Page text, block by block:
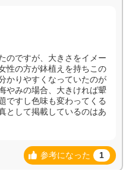
のですが、大きさをイメー
性の方が鉢植えを持ちこの
かりやすくなっていたのが
やみの場合、大きければ顰
ですし色味も変わってくる
として掲載しているのはあ
参考になった 1